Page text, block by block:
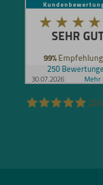
250